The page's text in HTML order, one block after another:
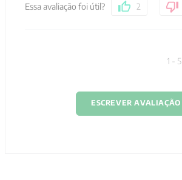
Essa avaliação foi útil?
2
1 - 5
ESCREVER AVALIAÇÃO